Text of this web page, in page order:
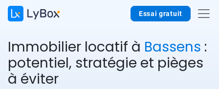
Essai gratuit
Immobilier locatif à Bassens :
potentiel, stratégie et pièges
à éviter